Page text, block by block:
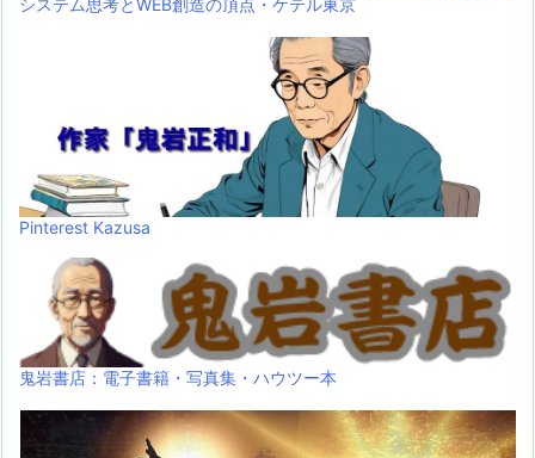
システム思考とWEB創造の頂点・ケテル東京
Pinterest Kazusa
鬼岩書店：電子書籍・写真集・ハウツー本